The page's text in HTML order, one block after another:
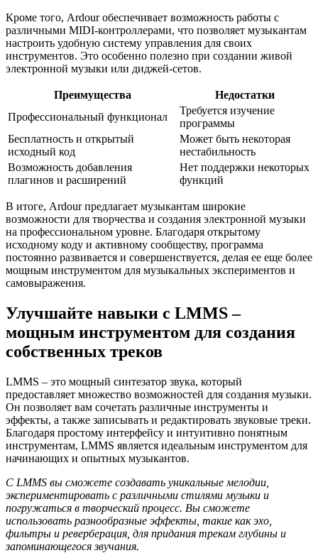
Кроме того, Ardour обеспечивает возможность работы с
различными MIDI-контроллерами, что позволяет музыкантам
настроить удобную систему управления для своих
инструментов. Это особенно полезно при создании живой
электронной музыки или диджей-сетов.
Преимущества
Недостатки
Профессиональный функционал
Требуется изучение
программы
Бесплатность и открытый
исходный код
Может быть некоторая
нестабильность
Возможность добавления
плагинов и расширений
Нет поддержки некоторых
функций
В итоге, Ardour предлагает музыкантам широкие
возможности для творчества и создания электронной музыки
на профессиональном уровне. Благодаря открытому
исходному коду и активному сообществу, программа
постоянно развивается и совершенствуется, делая ее еще более
мощным инструментом для музыкальных экспериментов и
самовыражения.
Улучшайте навыки с LMMS –
мощным инструментом для создания
собственных треков
LMMS – это мощный синтезатор звука, который
предоставляет множество возможностей для создания музыки.
Он позволяет вам сочетать различные инструменты и
эффекты, а также записывать и редактировать звуковые треки.
Благодаря простому интерфейсу и интуитивно понятным
инструментам, LMMS является идеальным инструментом для
начинающих и опытных музыкантов.
С LMMS вы сможете создавать уникальные мелодии,
экспериментировать с различными стилями музыки и
погружаться в творческий процесс. Вы сможете
использовать разнообразные эффекты, такие как эхо,
фильтры и реверберация, для придания трекам глубины и
запоминающегося звучания.